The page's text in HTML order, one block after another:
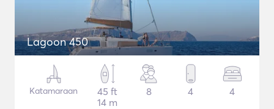
Lagoon 450
Katamaraan
45 ft
14 m
8 4 4